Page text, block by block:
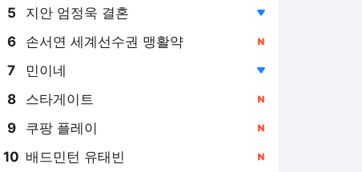
5 지안 엄정욱 결혼
6 손서연 세계선수권 맹활약
7 민이네
8 스타게이트
9 쿠팡 플레이
10 배드민턴 유태빈